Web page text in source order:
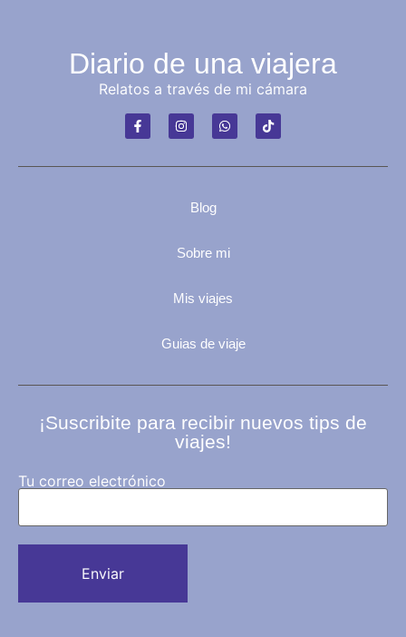
Diario de una viajera
Relatos a través de mi cámara
Blog
Sobre mi
Mis viajes
Guias de viaje
¡Suscribite para recibir nuevos tips de
viajes!
Tu correo electrónico